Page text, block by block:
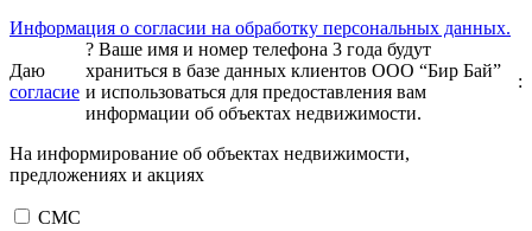
Информация о согласии на обработку персональных данных.
Даю
согласие
? Ваше имя и номер телефона 3 года будут
храниться в базе данных клиентов ООО “Бир Бай”
и использоваться для предоставления вам
информации об объектах недвижимости.
:
На информирование об объектах недвижимости,
предложениях и акциях
СМС